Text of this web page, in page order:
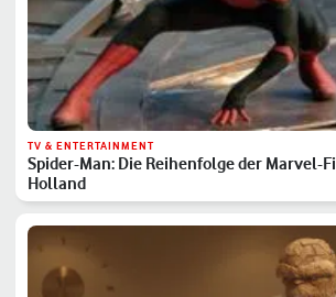
TV & ENTERTAINMENT
Spider-Man: Die Reihenfolge der Marvel-
Holland